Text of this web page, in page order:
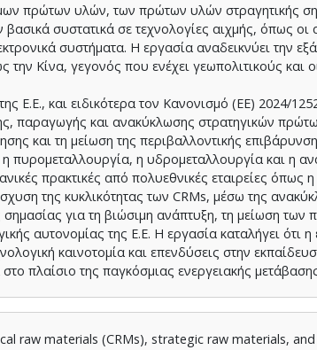
πρώτων υλών, των πρώτων υλών στραγητικής
συστατικά σε τεχνολογίες αιχμής, όπως οι
συστήματα. Η εργασία αναδεικνύει την
Κίνα, γεγονός που ενέχει γεωπολιτικούς και
Ε.Ε., και ειδικότερα τον Κανονισμό (ΕΕ) 2024/
παραγωγής και ανακύκλωσης στρατηγικών
και τη μείωση της περιβαλλοντικής
πυρομεταλλουργία, η υδρομεταλλουργία και η
πρακτικές από πολυεθνικές εταιρείες όπως
της κυκλικότητας των CRMs, μέσω της
για τη βιώσιμη ανάπτυξη, τη μείωση των
αυτονομίας της Ε.Ε. Η εργασία καταλήγει ότι
καινοτομία και επενδύσεις στην
πλαίσιο της παγκόσμιας ενεργειακής
raw materials (CRMs), strategic raw materials,